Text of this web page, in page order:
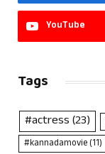
YouTube
Tags
#actress(23)
#kannadamovie(11)